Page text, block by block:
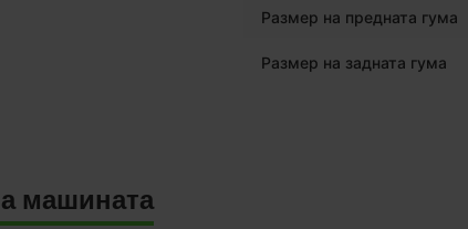
Размер на предната гума
Размер на задната гума
машината